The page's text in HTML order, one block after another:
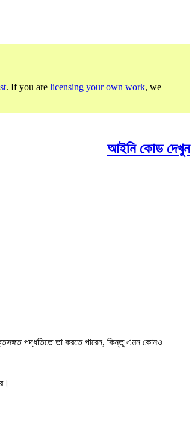
. If you are licensing your own work, we
আইনি কোড দেখুন
পদ্ধতিতে তা করতে পারেন, কিন্তু এমন কোনও